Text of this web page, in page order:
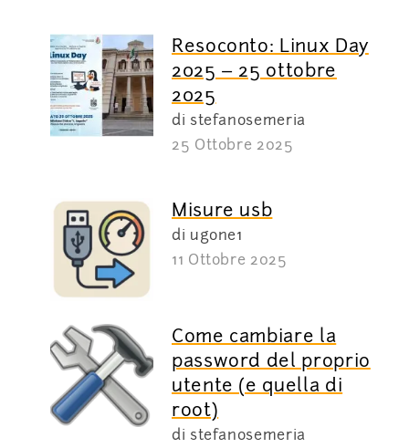
Resoconto: Linux Day
2025 – 25 ottobre
2025
di stefanosemeria
25 Ottobre 2025
Misure usb
di ugone1
11 Ottobre 2025
Come cambiare la
password del proprio
utente (e quella di
root)
di stefanosemeria